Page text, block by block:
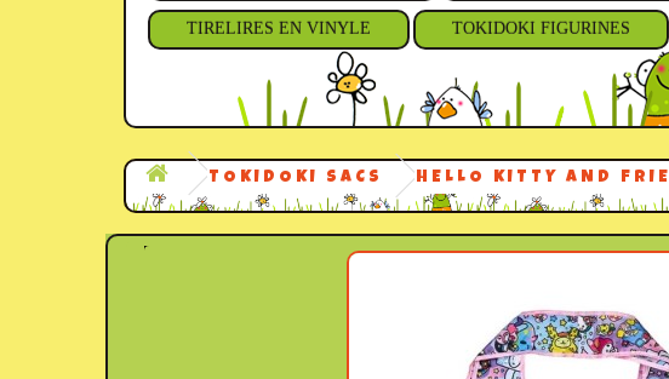
TIRELIRES EN VINYLE TOKIDOKI FIGURINES
TOKIDOKI SACS HELLO KITTY AND